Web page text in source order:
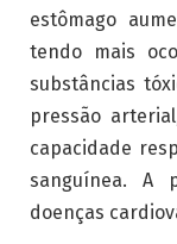
estômago
tendo mais
substâncias
pressão
capacidade
sanguínea. A
doenças